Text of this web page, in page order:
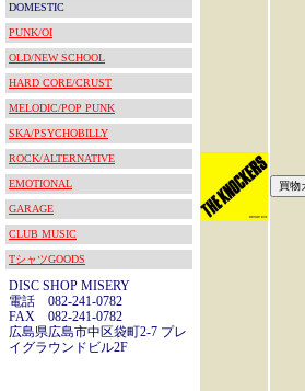
DOMESTIC
PUNK/OI
OLD/NEW SCHOOL
HARD CORE/CRUST
MELODIC/POP PUNK
SKA/PSYCHOBILLY
ROCK/ALTERNATIVE
EMOTIONAL
GARAGE
CLUB MUSIC
TシャツGOODS
DISC SHOP MISERY
電話 082-241-0782
FAX 082-241-0782
広島県広島市中区袋町2-7 プレ
イグラウンドビル2F